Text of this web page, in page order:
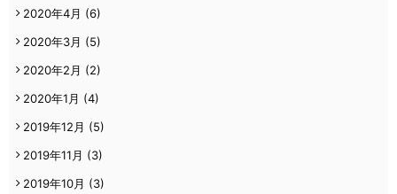
2020年4月 (6)
2020年3月 (5)
2020年2月 (2)
2020年1月 (4)
2019年12月 (5)
2019年11月 (3)
2019年10月 (3)